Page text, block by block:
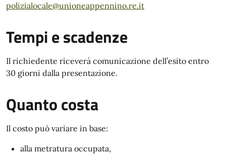
polizialocale@unioneappennino.re.it
Tempi e scadenze
Il richiedente riceverà comunicazione dell’esito entro
30 giorni dalla presentazione.
Quanto costa
Il costo può variare in base:
alla metratura occupata,